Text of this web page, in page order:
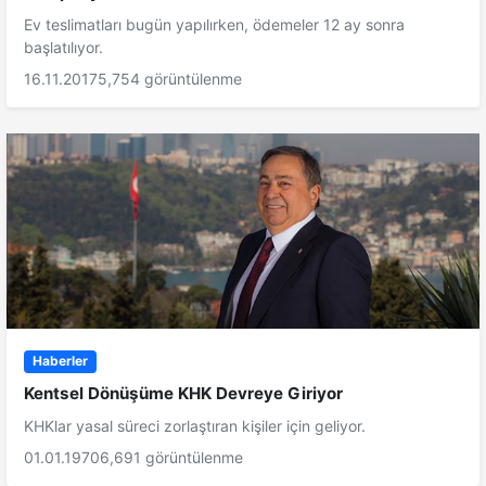
Ev teslimatları bugün yapılırken, ödemeler 12 ay sonra
başlatılıyor.
16.11.20175,754 görüntülenme
Haberler
Kentsel Dönüşüme KHK Devreye Giriyor
KHKlar yasal süreci zorlaştıran kişiler için geliyor.
01.01.19706,691 görüntülenme